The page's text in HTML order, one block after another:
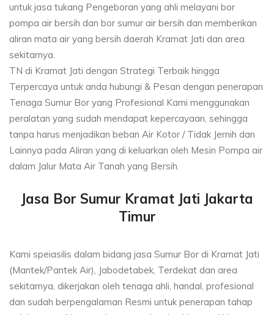
untuk jasa tukang Pengeboran yang ahli melayani bor
pompa air bersih dan bor sumur air bersih dan memberikan
aliran mata air yang bersih daerah Kramat Jati dan area
sekitarnya.
TN di Kramat Jati dengan Strategi Terbaik hingga
Terpercaya untuk anda hubungi & Pesan dengan penerapan
Tenaga Sumur Bor yang Profesional Kami menggunakan
peralatan yang sudah mendapat kepercayaan, sehingga
tanpa harus menjadikan beban Air Kotor / Tidak Jernih dan
Lainnya pada Aliran yang di keluarkan oleh Mesin Pompa air
dalam Jalur Mata Air Tanah yang Bersih.
Jasa Bor Sumur Kramat Jati Jakarta
Timur
Kami speiasilis dalam bidang jasa Sumur Bor di Kramat Jati
(Mantek/Pantek Air), Jabodetabek, Terdekat dan area
sekitarnya, dikerjakan oleh tenaga ahli, handal, profesional
dan sudah berpengalaman Resmi untuk penerapan tahap